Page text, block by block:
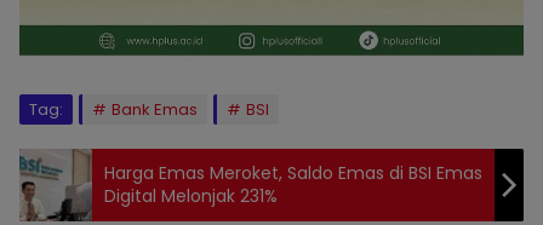
Tag: Bank Emas BSI
Harga Emas Meroket, Saldo Emas di BSI Emas
Digital Melonjak 231%